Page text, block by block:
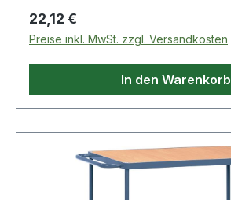
Regulärer Preis:
22,12 €
Preise inkl. MwSt. zzgl. Versandkosten
In den Warenkorb